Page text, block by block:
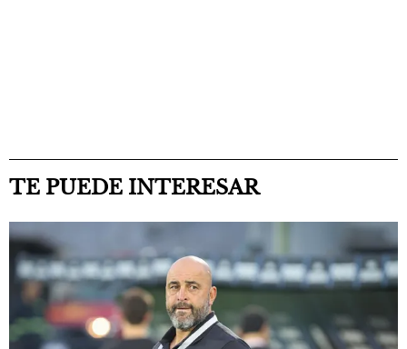
TE PUEDE INTERESAR